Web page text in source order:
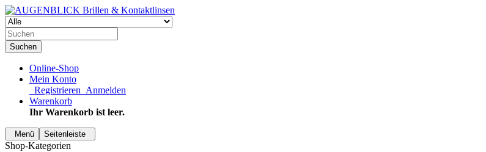
Suchen
Online-Shop
Mein Konto
Registrieren Anmelden
Warenkorb
Ihr Warenkorb ist leer.
Menü Seitenleiste
Shop-Kategorien